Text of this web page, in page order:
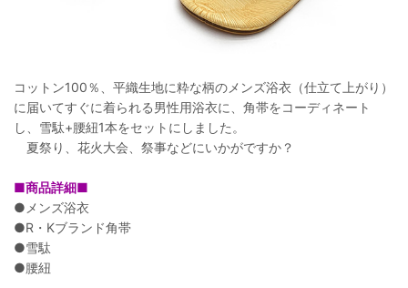
コットン100％、平織生地に粋な柄のメンズ浴衣（仕立て上がり）
に届いてすぐに着られる男性用浴衣に、角帯をコーディネート
し、雪駄+腰紐1本をセットにしました。
夏祭り、花火大会、祭事などにいかがですか？
■商品詳細■
●メンズ浴衣
●R・Kブランド角帯
●雪駄
●腰紐